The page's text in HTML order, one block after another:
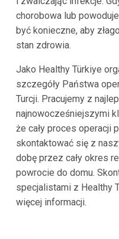
chorobowa lub
być konieczne, aby
stan zdrowia.
Jako Healthy Türkiye
szczegóły Państwa
Turcji. Pracujemy z
najnowocześniejszymi
że cały proces operacji
skontaktować się z
dobę przez cały okres
powrocie do domu.
specjalistami z Healthy
więcej informacji.